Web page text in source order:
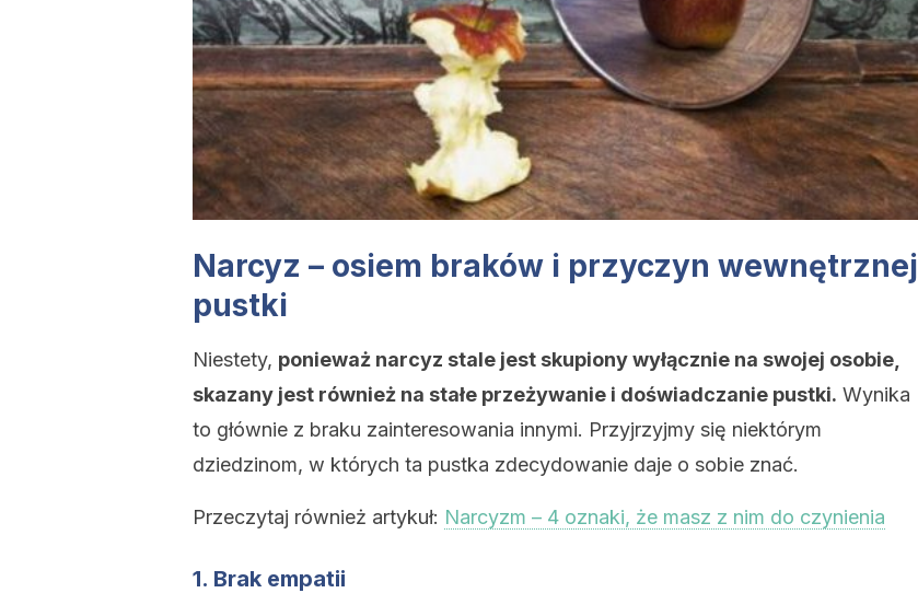
Narcyz – osiem braków i przyczyn wewnętrznej
pustki
Niestety, ponieważ narcyz stale jest skupiony wyłącznie na swojej osobie,
skazany jest również na stałe przeżywanie i doświadczanie pustki. Wynika
to głównie z braku zainteresowania innymi. Przyjrzyjmy się niektórym
dziedzinom, w których ta pustka zdecydowanie daje o sobie znać.
Przeczytaj również artykuł: Narcyzm – 4 oznaki, że masz z nim do czynienia
1. Brak empatii